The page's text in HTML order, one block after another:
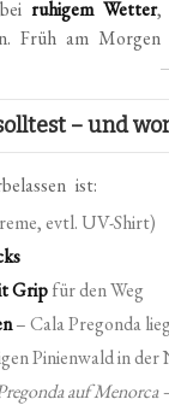
beiruhigem Wetter,
Früh am
– und
ist:
evtl. UV-Shirt)
Gripfür den Weg
– Cala Pregonda
auf